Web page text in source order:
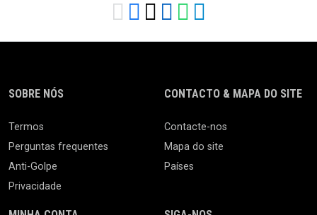
SOBRE NÓS
Termos
Perguntas frequentes
Anti-Golpe
Privacidade
CONTACTO & MAPA DO SITE
Contacte-nos
Mapa do site
Países